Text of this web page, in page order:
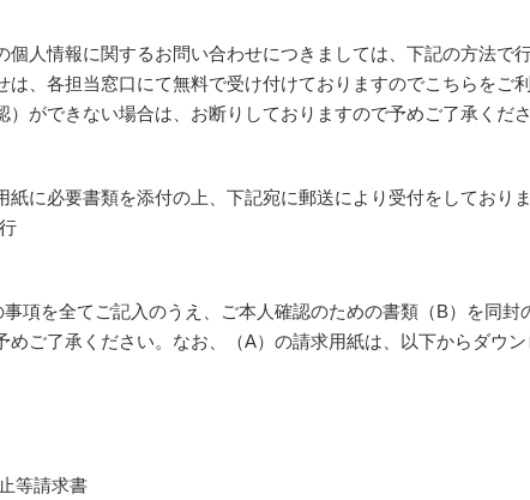
人情報に関するお問い合わせにつきましては、下記の方法で
、各担当窓口にて無料で受け付けておりますのでこちらをご
ができない場合は、お断りしておりますので予めご了承くださ
に必要書類を添付の上、下記宛に郵送により受付をしており
項を全てご記入のうえ、ご本人確認のための書類（B）を同
ご了承ください。 なお、（A）の請求用紙は、以下からダウ
等請求書